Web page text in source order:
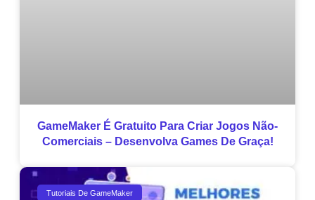
GameMaker É Gratuito Para Criar Jogos Não-
Comerciais – Desenvolva Games De Graça!
Tutoriais De GameMaker